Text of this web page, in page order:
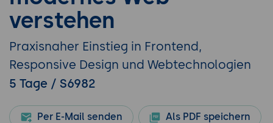
verstehen
Praxisnaher Einstieg in Frontend,
Responsive Design und Webtechnologien
5 Tage / S6982
Per E-Mail senden Als PDF speichern